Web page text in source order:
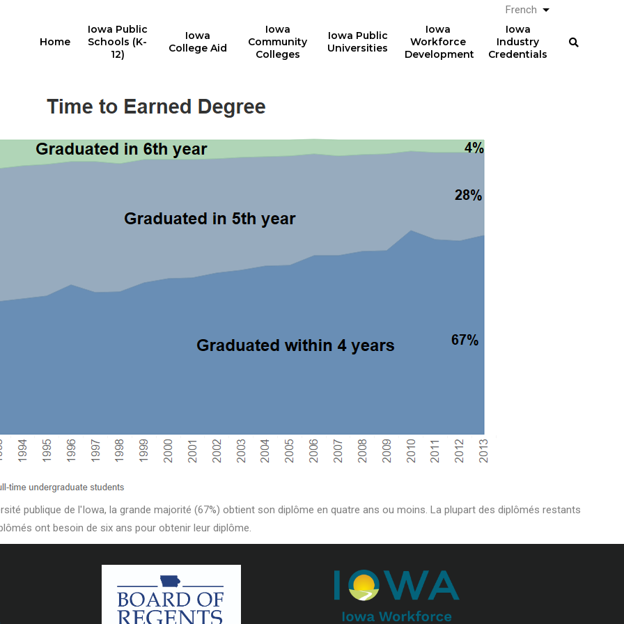
Home
Iowa Public
Schools (K-
12)
Iowa
College Aid
Iowa
Community
Colleges
Iowa Public
Universities
Iowa
Workforce
Development
Iowa
Industry
Credentials
French Lister les
publique de l'Iowa, la grande majorité (67%) obtient son diplôme en quatre ans ou moins. La plupart des diplômés restants
ont besoin de six ans pour obtenir leur diplôme.